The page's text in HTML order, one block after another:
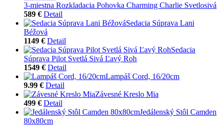
3-miestna Rozkladacia Pohovka Charming Charlie Svetlosivá
589 € Detail
Sedacia Súprava Lani
Béžová
1149 € Detail
Sedacia
Súprava Pilot Svetlá Sivá Ľavý Roh
1549 € Detail
Lampáš Cord, 16/20cm
9.99 € Detail
Závesné Kreslo Mia
499 € Detail
Jedálenský Stôl Camden
80x80cm